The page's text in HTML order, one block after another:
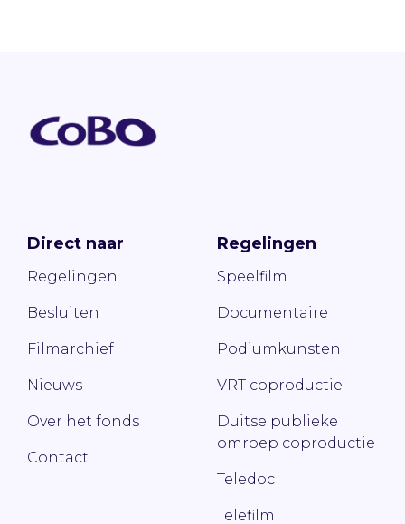
Direct naar
Regelingen
Besluiten
Filmarchief
Nieuws
Over het fonds
Contact
Regelingen
Speelfilm
Documentaire
Podiumkunsten
VRT coproductie
Duitse publieke
omroep coproductie
Teledoc
Telefilm